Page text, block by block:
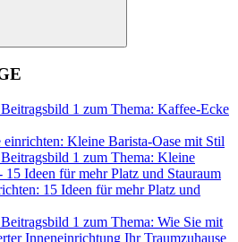
einrichten: Kleine Barista-Oase mit Stil
15 Ideen für mehr Platz und